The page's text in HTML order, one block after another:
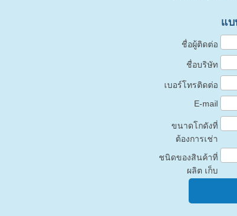
แบ
ชื่อผู้ติดต่อ
ชื่อบริษัท
เบอร์โทรติดต่อ
E-mail
ขนาดโกดังที่
ต้องการเช่า
ชนิดของสินค้าที่
ผลิต เก็บ